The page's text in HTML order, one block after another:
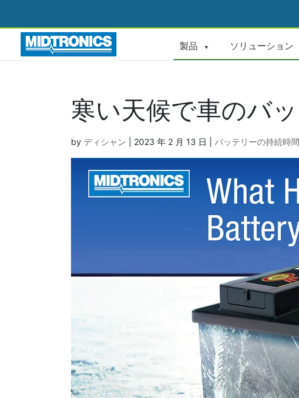
製品 ソリューション
寒い天候で車のバ
by ディシャン 2023 年 2 月 13 日 バッテリーの持続時間